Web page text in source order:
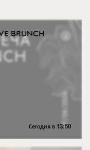
BRUNCH
Сегодня в 13:50